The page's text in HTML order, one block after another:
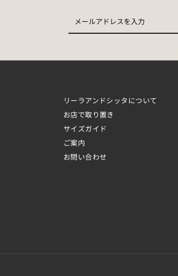
ア
ス
を
入
力
リーラアンドシッタについて
お店で取り置き
サイズガイド
ご案内
お問い合わせ